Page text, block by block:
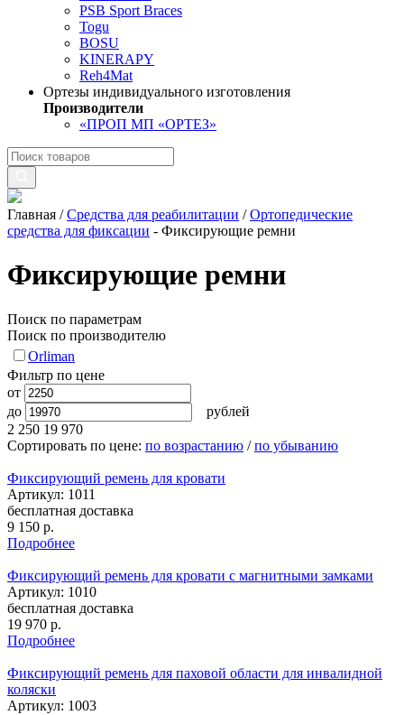
PSB Sport Braces
Togu
BOSU
KINERAPY
Reh4Mat
Ортезы индивидуального изготовления
Производители
«ПРОП МП «ОРТЕЗ»
Главная /Средства для реабилитации /Ортопедические
средства для фиксации - Фиксирующие ремни
Фиксирующие ремни
Поиск по параметрам
Поиск по производителю
Orliman
Фильтр по цене
от
до
рублей
2 250 19 970
Сортировать по цене: по возрастанию /по убыванию
Фиксирующий ремень для кровати
Артикул: 1011
бесплатная доставка
9 150 р.
Подробнее
Фиксирующий ремень для кровати с магнитными замками
Артикул: 1010
бесплатная доставка
19 970 р.
Подробнее
Фиксирующий ремень для паховой области для инвалидной
коляски
Артикул: 1003